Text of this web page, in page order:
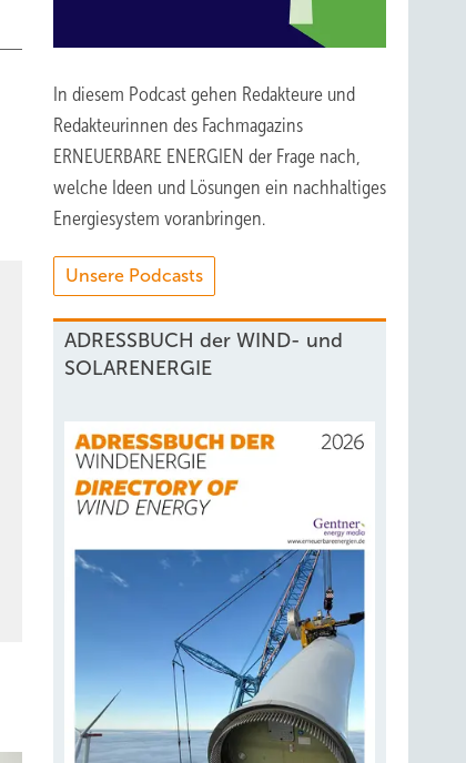
In diesem Podcast gehen Redakteure und
Redakteurinnen des Fachmagazins
ERNEUERBARE ENERGIEN der Frage nach,
welche Ideen und Lösungen ein nachhaltiges
Energiesystem voranbringen.
Unsere Podcasts
ADRESSBUCH der WIND- und
SOLARENERGIE